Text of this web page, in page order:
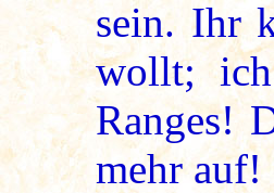
sein. Ihr
wollt;
Ranges!
mehr auf!